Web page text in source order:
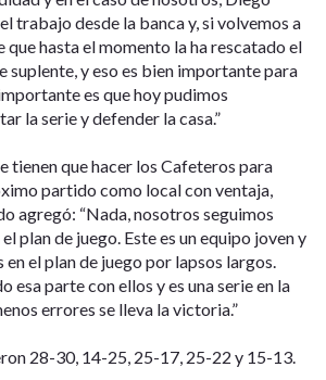
trabajo desde la banca y, si volvemos a
que hasta el momento la ha rescatado el
suplente, y eso es bien importante para
es que hoy pudimos
la serie y defender la casa.”
tienen que hacer los Cafeteros para
partido como local con ventaja,
agregó: “Nada, nosotros seguimos
plan de juego. Este es un equipo joven y
el plan de juego por lapsos largos.
esa parte con ellos y es una serie en la
errores se lleva la victoria.”
28-30, 14-25, 25-17, 25-22 y 15-13.